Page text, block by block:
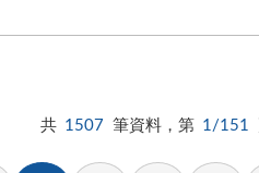
共 1507 筆資料，第 1/151